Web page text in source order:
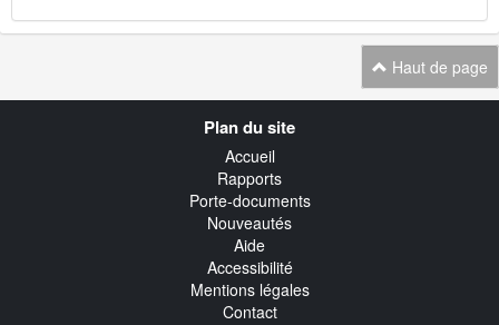
Haut de page
Plan du site
Accueil
Rapports
Porte-documents
Nouveautés
Aide
Accessibilité
Mentions légales
Contact